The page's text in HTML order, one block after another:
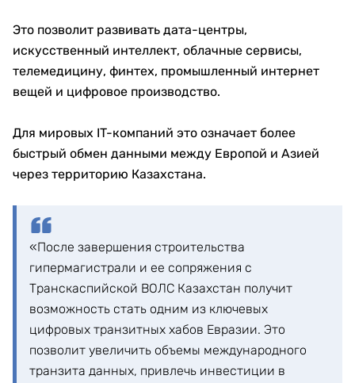
Это позволит развивать дата-центры,
искусственный интеллект, облачные сервисы,
телемедицину, финтех, промышленный интернет
вещей и цифровое производство.
Для мировых IT-компаний это означает более
быстрый обмен данными между Европой и Азией
через территорию Казахстана.
«После завершения строительства
гипермагистрали и ее сопряжения с
Транскаспийской ВОЛС Казахстан получит
возможность стать одним из ключевых
цифровых транзитных хабов Евразии. Это
позволит увеличить объемы международного
транзита данных, привлечь инвестиции в